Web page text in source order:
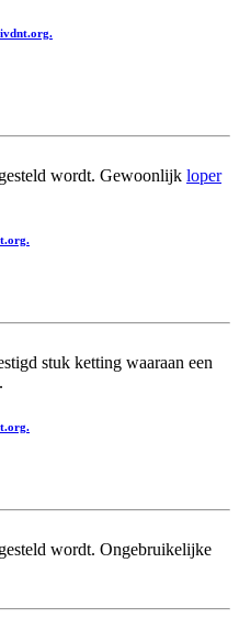
wordt. Gewoonlijk loper
stuk ketting waaraan een
wordt. Ongebruikelijke